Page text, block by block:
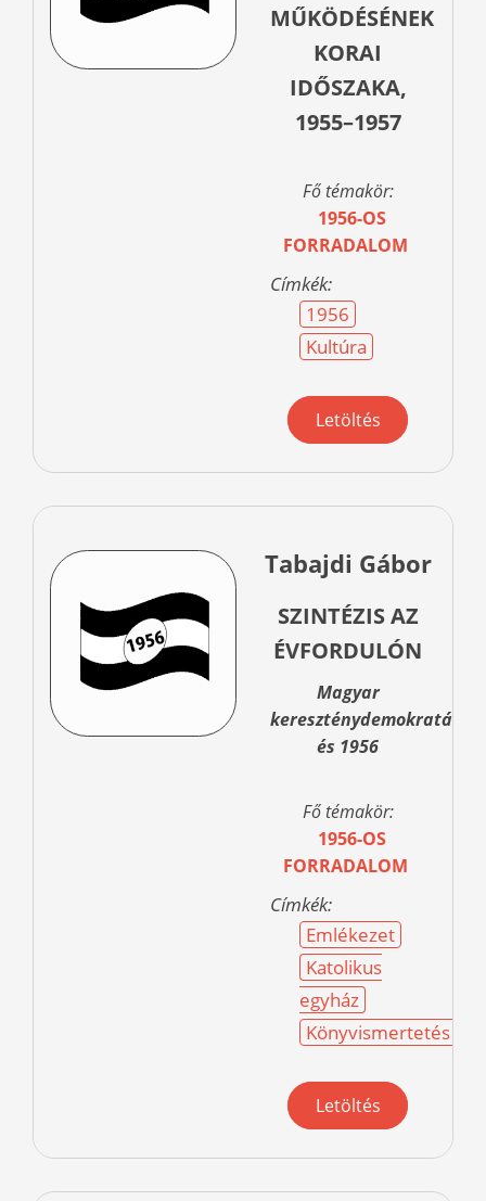
MŰKÖDÉSÉNEK
KORAI
IDŐSZAKA,
1955–1957
Fő témakör:
1956-OS
FORRADALOM
Címkék:
1956
Kultúra
Letöltés
Tabajdi Gábor
SZINTÉZIS AZ
ÉVFORDULÓN
Magyar
kereszténydemokraták
és 1956
Fő témakör:
1956-OS
FORRADALOM
Címkék:
Emlékezet
Katolikus
egyház
Könyvismertetés
Letöltés